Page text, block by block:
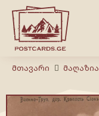
Მთავარი Მაღაზია